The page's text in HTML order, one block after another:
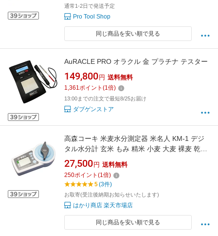
通常1-2日で発送予定
Pro Tool Shop
同じ商品を安い順で見る
AuRACLE PRO オラクル 金 プラチナ テスター
149,800 円 送料無料
1,361ポイント (1倍)
13:00までの注文で最短8/25お届け
ダブゲンストア
高森コーキ 米麦水分測定器 米名人 KM-1 デジ
タル水分計 玄米 もみ 精米 小麦 大麦 裸麦 乾燥
もみ対応 農業用 水分計 ケース付
27,500 円 送料無料
250ポイント (1倍)
5(3件)
お取寄(受注後納期お知らせいたします)
はかり商店 楽天市場店
同じ商品を安い順で見る